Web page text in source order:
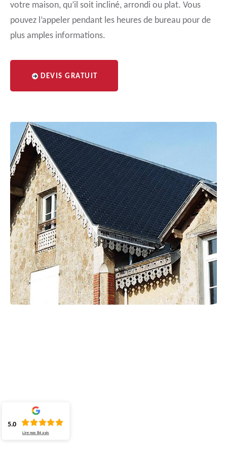
votre maison, qu’il soit incliné, arrondi ou plat. Vous
pouvez l’appeler pendant les heures de bureau pour de
plus amples informations.
DEVIS GRATUIT
5.0
Lire nos84 avis